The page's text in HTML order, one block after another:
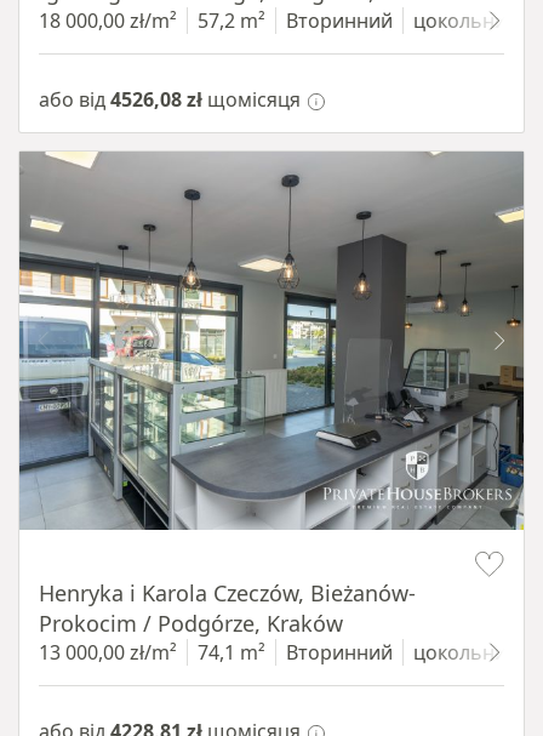
18 000,00 zł/m² 57,2 m² Вторинний цокольний
або від4526,08 zł щомісяця
Henryka i Karola Czeczów, Bieżanów-
Prokocim / Podgórze, Kraków
13 000,00 zł/m² 74,1 m² Вторинний цокольний